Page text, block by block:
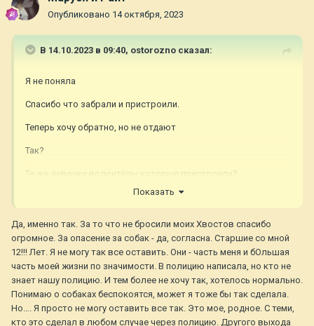
Опубликовано 14 октября, 2023
В 14.10.2023 в 09:40, ostorozno сказал:
Я не поняла
Спасибо что забрали и пристроили.
Теперь хочу обратно, но не отдают
Так?
Те же девочки волонтёры которые пристроили?
Если у вас так , что могут и снова увезти вас в другой город,
Показать
Да, именно так. За то что не бросили моих Хвостов спасибо
огромное. За опасение за собак - да, согласна. Старшие со мной
12!!! Лет. Я не могу так все оставить. Они - часть меня и бОльшая
часть моей жизни по значимости. В полицию написала, но кто не
знает нашу полицию. И тем более не хочу так, хотелось нормально.
Понимаю о собаках беспокоятся, может я тоже бы так сделала.
Но…. Я просто не могу оставить все так. Это мое, родное. С теми,
кто это сделал в любом случае через полицию. Другого выхода